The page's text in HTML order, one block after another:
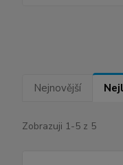
Nejnovější
Zobrazuji 1-5 z 5